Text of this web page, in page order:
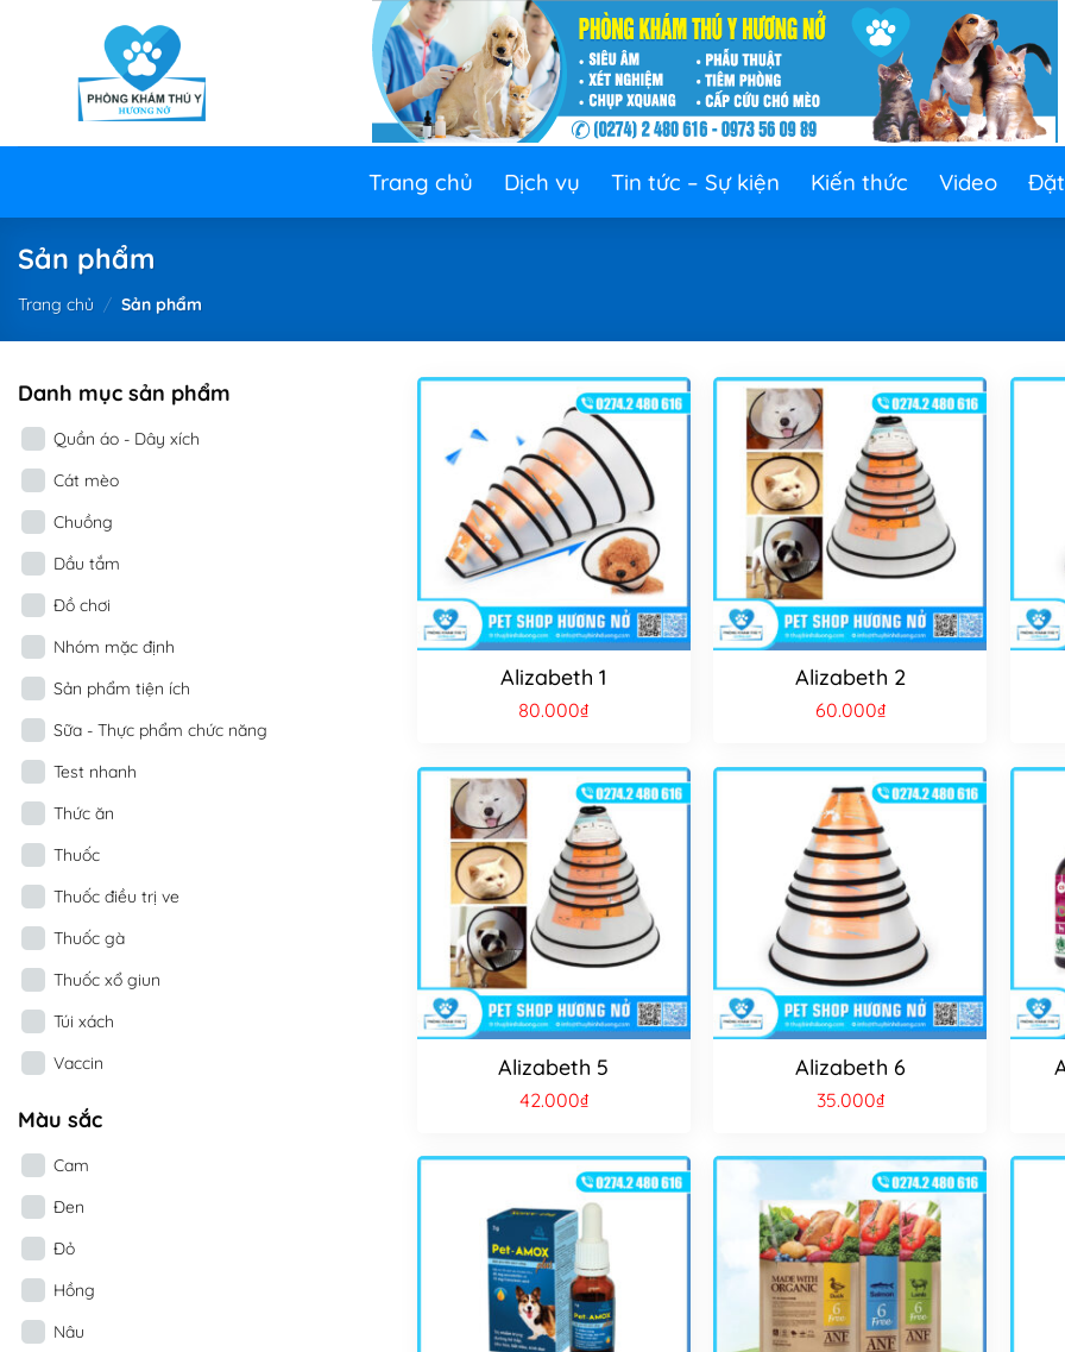
Trang chủ Dịch vụ Tin tức – Sự kiện Kiến thức Video
Sản phẩm
Trang chủ / Sản phẩm
Danh mục sản phẩm
Quần áo - Dây xích
Cát mèo
Chuồng
Dầu tắm
Đồ chơi
Nhóm mặc định
Sản phẩm tiện ích
Sữa - Thực phẩm chức năng
Test nhanh
Thức ăn
Thuốc
Thuốc điều trị ve
Thuốc gà
Thuốc xổ giun
Túi xách
Vaccin
Màu sắc
Cam
Đen
Đỏ
Hồng
Nâu
Alizabeth 1
80.000₫
Alizabeth 2
60.000₫
Alizabeth 5
42.000₫
Alizabeth 6
35.000₫